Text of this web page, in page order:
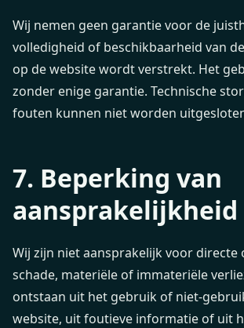
Wij nemen geen garantie voor de
volledigheid of beschikbaarheid van
op de website wordt verstrekt. Het
zonder enige garantie. Technische
fouten kunnen niet worden
7. Beperking van
aansprakelijkheid
Wij zijn niet aansprakelijk voor directe
schade, materiële of immateriële
ontstaan uit het gebruik of niet-
website, uit foutieve informatie of uit